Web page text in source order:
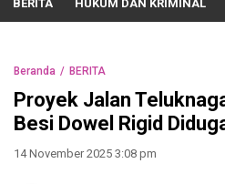
BERITA HUKUM DAN KRIMINAL
Beranda BERITA
Proyek Jalan
Besi Dowel Rigid
14 November 2025 3:08 pm